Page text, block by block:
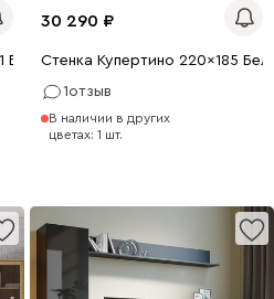
Белый
30 290
Стенка Купертино 220x185
1отзыв
В наличии в других
цветах: 1 шт.